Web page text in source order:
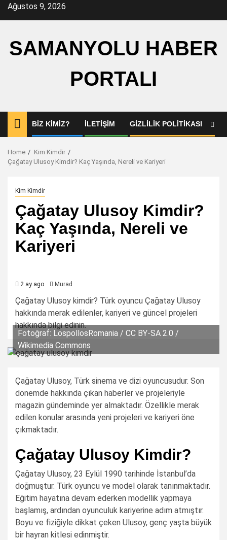
SkipAğustos 9, 2026
SAMANYOLU HABER
PORTALI
BIZ KIMIZ? İLETIŞIM GIZLILIK POLITIKASI
Home
Kim Kimdir
Çağatay Ulusoy Kimdir? Kaç Yaşında, Nereli ve Kariyeri
Kim Kimdir
Çağatay Ulusoy Kimdir?
Kaç Yaşında, Nereli ve
Kariyeri
2 ay ago Murad
Çağatay Ulusoy kimdir? Türk oyuncu Çağatay Ulusoy
hakkında merak edilenler, kariyeri ve güncel projeleri
hakkında bilgi edinin.
Fotoğraf: LospollosRomania / CC BY-SA 2.0 /
Wikimedia Commons
Çağatay Ulusoy, Türk sinema ve dizi oyuncusudur. Son
dönemde hakkında çıkan haberler ve projeleriyle
magazin gündeminde yer almaktadır. Özellikle merak
edilen konular arasında yeni projeleri ve kariyeri öne
çıkmaktadır.
Çağatay Ulusoy Kimdir?
Çağatay Ulusoy, 23 Eylül 1990 tarihinde İstanbul’da
doğmuştur. Türk oyuncu ve model olarak tanınmaktadır.
Eğitim hayatına devam ederken modellik yapmaya
başlamış, ardından oyunculuk kariyerine adım atmıştır.
Boyu ve fiziğiyle dikkat çeken Ulusoy, genç yaşta büyük
bir hayran kitlesi edinmiştir.